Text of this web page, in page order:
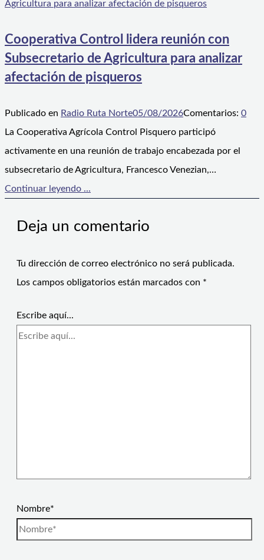
Cooperativa Control lidera reunión con
Subsecretario de Agricultura para analizar
afectación de pisqueros
Publicado en Radio Ruta Norte05/08/2026Comentarios: 0
La Cooperativa Agrícola Control Pisquero participó
activamente en una reunión de trabajo encabezada por el
subsecretario de Agricultura, Francesco Venezian,…
Continuar leyendo ...
Deja un comentario
Tu dirección de correo electrónico no será publicada.
Los campos obligatorios están marcados con *
Escribe aquí...
Nombre*